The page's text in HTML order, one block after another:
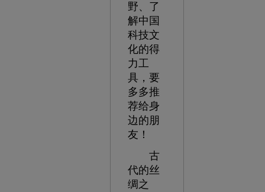
野、了
解中国
科技文
化的得
力工
具，要
多多推
荐给身
边的朋
友！
古
代的丝
绸之